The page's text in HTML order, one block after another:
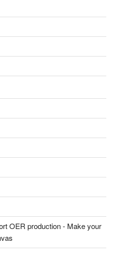
OER production - Make your